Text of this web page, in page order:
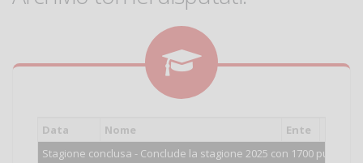
Data Nome Ente
Stagione conclusa - Conclude la stagione 2025 con 1700 punti.